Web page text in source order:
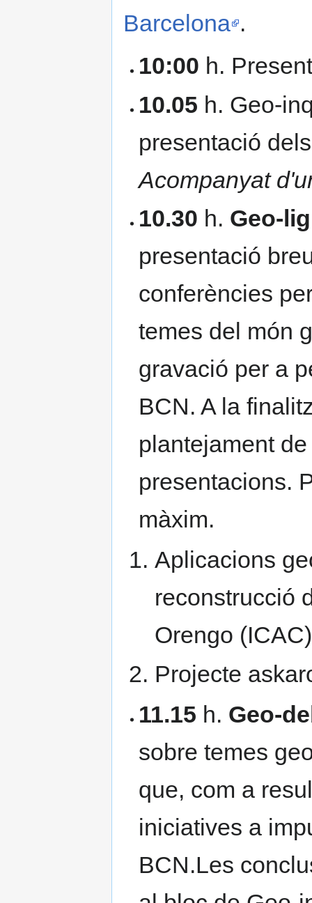
Barcelona .
10:00 h.
10.05 h. Geo-
presentació
Acompanyat
10.30 h. Geo-
presentació
conferències
temes del món
gravació per a
BCN. A la
plantejament
presentacions.
màxim.
Aplicacions
reconstrucció
Orengo
Projecte
11.15 h. Geo-
sobre temes
que, com a
iniciatives a
BCN.Les